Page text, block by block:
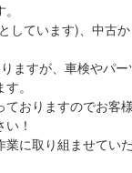
しています)、中古
ますが、車検やパー
。
ておりますのでお客
！
業に取り組ませてい